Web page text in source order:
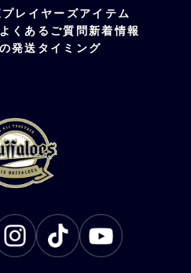
プレイヤーズアイテム
よくあるご質問新着情報
発送タイミング